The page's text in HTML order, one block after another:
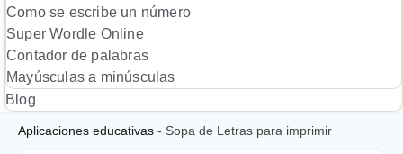
Como se escribe un número
Super Wordle Online
Contador de palabras
Mayúsculas a minúsculas
Blog
Aplicaciones educativas - Sopa de Letras para imprimir